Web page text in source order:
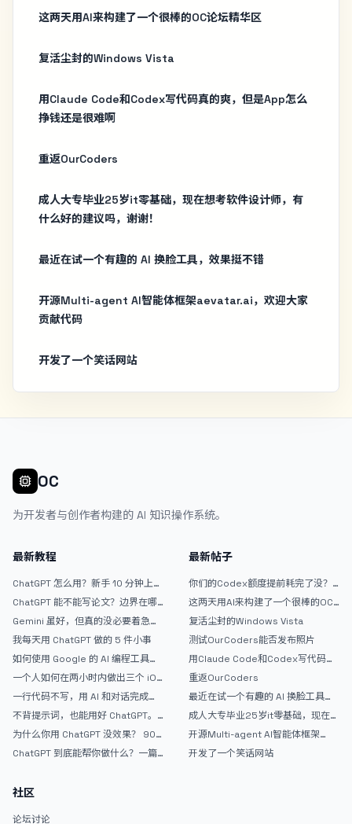
这两天用AI来构建了一个很棒的OC论坛精华区
复活尘封的Windows Vista
用Claude Code和Codex写代码真的爽，但是App怎么
挣钱还是很难啊
重返OurCoders
成人大专毕业25岁it零基础，现在想考软件设计师，有
什么好的建议吗，谢谢！
最近在试一个有趣的 AI 换脸工具，效果挺不错
开源Multi-agent AI智能体框架aevatar.ai，欢迎大家
贡献代码
开发了一个笑话网站
OC
为开发者与创作者构建的 AI 知识操作系统。
最新教程
ChatGPT 怎么用？新手 10 分钟上手
ChatGPT 能不能写论文？边界在哪
Gemini 虽好，但真的没必要着急放
弃 ChatGPT
我每天用 ChatGPT 做的 5 件小事
如何使用 Google 的 AI 编程工具
AntiGravity：独立开发者的新时代
武器
一个人如何在两小时内做出三个 iOS
APP？｜AntiGravity + Gemini 3 实
战完整记录
一行代码不写，用 AI 和对话完成一
个完整网站：《图书天堂》实战记录
不背提示词，也能用好 ChatGPT。
一个万能提问模板
为什么你用 ChatGPT 没效果？ 90%
的人第一步就问错了
ChatGPT 到底能帮你做什么？一篇
最新帖子
你们的Codex额度提前耗完了没？
戒断反应如何？
这两天用AI来构建了一个很棒的OC
论坛精华区
复活尘封的Windows Vista
测试OurCoders能否发布照片
用Claude Code和Codex写代码真
的爽，但是App怎么挣钱还是很难啊
重返OurCoders
最近在试一个有趣的 AI 换脸工具，
效果挺不错
成人大专毕业25岁it零基础，现在想
考软件设计师，有什么好的建议吗，
谢谢！
开源Multi-agent AI智能体框架
aevatar.ai，欢迎大家贡献代码
开发了一个笑话网站
社区
论坛讨论